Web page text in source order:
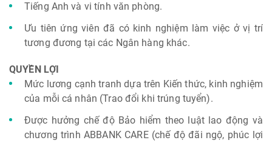
Tiếng Anh và vi tính văn phòng.
Ưu tiên ứng viên đã có kinh nghiệm làm việc ở vị trí
tương đương tại các Ngân hàng khác.
QUYỀN LỢI
Mức lương cạnh tranh dựa trên Kiến thức, kinh nghiệm
của mỗi cá nhân (Trao đổi khi trúng tuyển).
Được hưởng chế độ Bảo hiểm theo luật lao động và
chương trình ABBANK CARE (chế độ đãi ngộ, phúc lợi